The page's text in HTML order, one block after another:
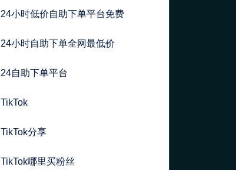
24小时低价自助下单平台免费
24小时自助下单全网最低价
24自助下单平台
TikTok
TikTok分享
TikTok哪里买粉丝